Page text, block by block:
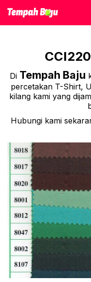
Di Tempah Baju
percetakan T-Shirt,
kilang kami yang
Hubungi kami